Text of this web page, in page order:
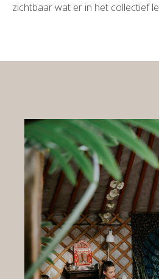
zichtbaar wat er in het collectief